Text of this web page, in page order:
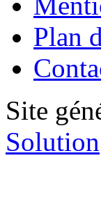
Plan
Site
Solution